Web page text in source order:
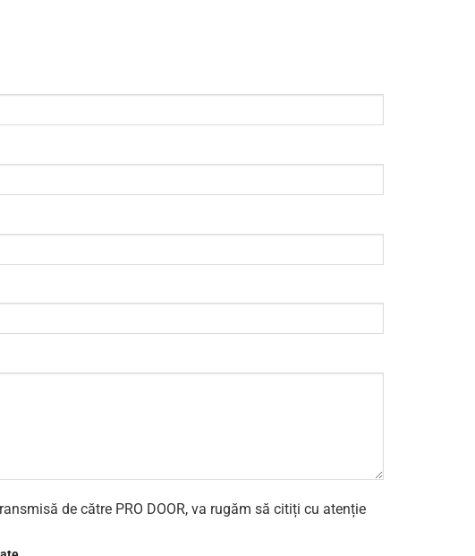
de către PRO DOOR, va rugăm să citiți cu atenție